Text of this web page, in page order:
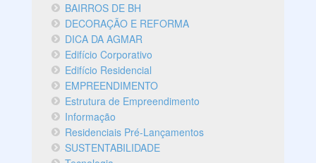
BAIRROS DE BH
DECORAÇÃO E REFORMA
DICA DA AGMAR
Edifício Corporativo
Edifício Residencial
EMPREENDIMENTO
Estrutura de Empreendimento
Informação
Residenciais Pré-Lançamentos
SUSTENTABILIDADE